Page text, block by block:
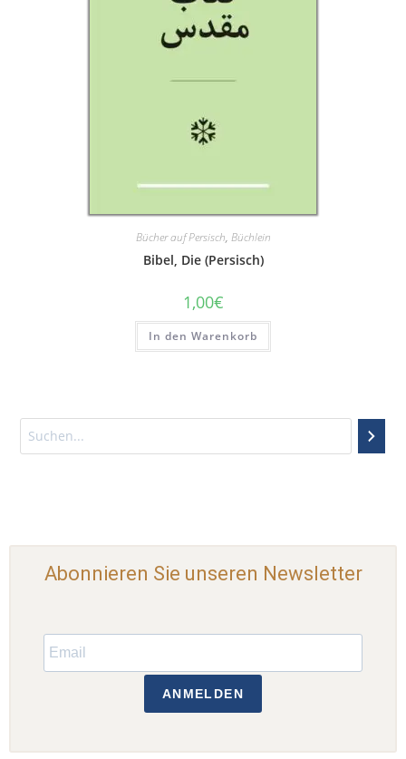
Bücher auf Persisch, Büchlein
Bibel, Die (Persisch)
1,00€
In den Warenkorb
Abonnieren Sie unseren Newsletter
ANMELDEN